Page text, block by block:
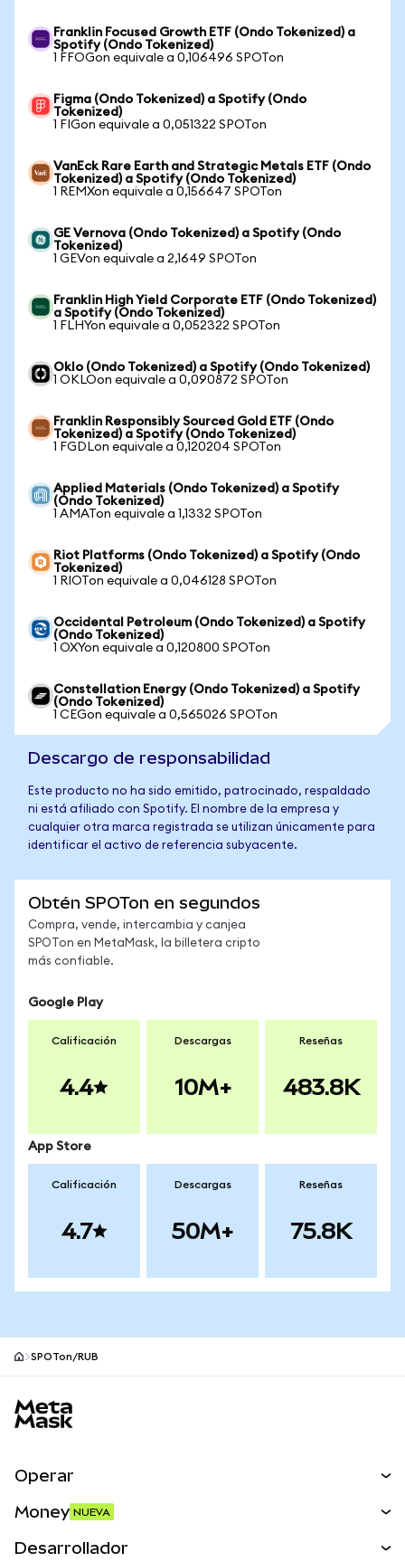
Franklin Focused Growth ETF (Ondo Tokenized) a
Spotify (Ondo Tokenized)
1 FFOGon equivale a 0,106496 SPOTon
Figma (Ondo Tokenized) a Spotify (Ondo
Tokenized)
1 FIGon equivale a 0,051322 SPOTon
VanEck Rare Earth and Strategic Metals ETF (Ondo
Tokenized) a Spotify (Ondo Tokenized)
1 REMXon equivale a 0,156647 SPOTon
GE Vernova (Ondo Tokenized) a Spotify (Ondo
Tokenized)
1 GEVon equivale a 2,1649 SPOTon
Franklin High Yield Corporate ETF (Ondo Tokenized)
a Spotify (Ondo Tokenized)
1 FLHYon equivale a 0,052322 SPOTon
Oklo (Ondo Tokenized) a Spotify (Ondo Tokenized)
1 OKLOon equivale a 0,090872 SPOTon
Franklin Responsibly Sourced Gold ETF (Ondo
Tokenized) a Spotify (Ondo Tokenized)
1 FGDLon equivale a 0,120204 SPOTon
Applied Materials (Ondo Tokenized) a Spotify
(Ondo Tokenized)
1 AMATon equivale a 1,1332 SPOTon
Riot Platforms (Ondo Tokenized) a Spotify (Ondo
Tokenized)
1 RIOTon equivale a 0,046128 SPOTon
Occidental Petroleum (Ondo Tokenized) a Spotify
(Ondo Tokenized)
1 OXYon equivale a 0,120800 SPOTon
Constellation Energy (Ondo Tokenized) a Spotify
(Ondo Tokenized)
1 CEGon equivale a 0,565026 SPOTon
Descargo de responsabilidad
Este producto no ha sido emitido, patrocinado, respaldado
ni está afiliado con Spotify. El nombre de la empresa y
cualquier otra marca registrada se utilizan únicamente para
identificar el activo de referencia subyacente.
Obtén SPOTon en segundos
Compra, vende, intercambia y canjea
SPOTon en MetaMask, la billetera cripto
más confiable.
Google Play
Calificación
4.4
Descargas
10M+
Reseñas
483.8K
App Store
Calificación
4.7
Descargas
50M+
Reseñas
75.8K
SPOTon/RUB
Operar
Money NUEVA
Desarrollador